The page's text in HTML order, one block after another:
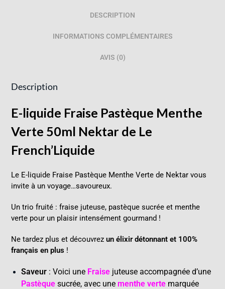
DESCRIPTION
INFORMATIONS COMPLÉMENTAIRES
AVIS (0)
Description
E-liquide Fraise Pastèque Menthe
Verte 50ml Nektar de Le
French’Liquide
Le E-liquide Fraise Pastèque Menthe Verte de Nektar vous
invite à un voyage…savoureux.
Un trio fruité : fraise juteuse, pastèque sucrée et menthe
verte pour un plaisir intensément gourmand !
Ne tardez plus et découvrezun élixir détonnant et 100%
français en plus !
Saveur : Voici une Fraise juteuse accompagnée d’une
Pastèquesucrée, avec une menthe verte marquée